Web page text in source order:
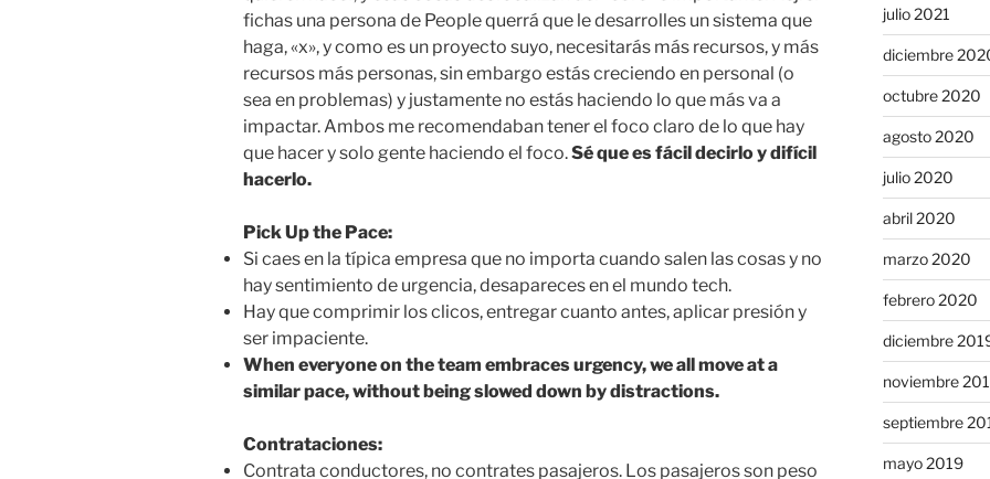
fichas una persona de People querrá que le desarrolles un sistema que
haga, «x», y como es un proyecto suyo, necesitarás más recursos, y más
recursos más personas, sin embargo estás creciendo en personal (o
sea en problemas) y justamente no estás haciendo lo que más va a
impactar. Ambos me recomendaban tener el foco claro de lo que hay
que hacer y solo gente haciendo el foco.Sé que es fácil decirlo y difícil
hacerlo.
Pick Up the Pace:
Si caes en la típica empresa que no importa cuando salen las cosas y no
hay sentimiento de urgencia, desapareces en el mundo tech.
Hay que comprimir los clicos, entregar cuanto antes, aplicar presión y
ser impaciente.
When everyone on the team embraces urgency, we all move at a
similar pace, without being slowed down by distractions.
Contrataciones:
Contrata conductores, no contrates pasajeros. Los pasajeros son peso
julio 2021
diciembre
octubre 2020
agosto 2020
julio 2020
abril 2020
marzo 2020
febrero 2020
diciembre
noviembre
septiembre
mayo 2019